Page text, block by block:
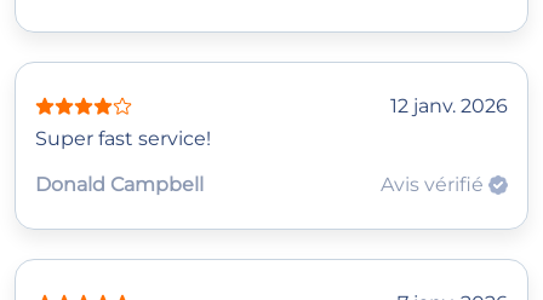
12 janv. 2026
Super fast service!
Donald Campbell
Avis vérifié